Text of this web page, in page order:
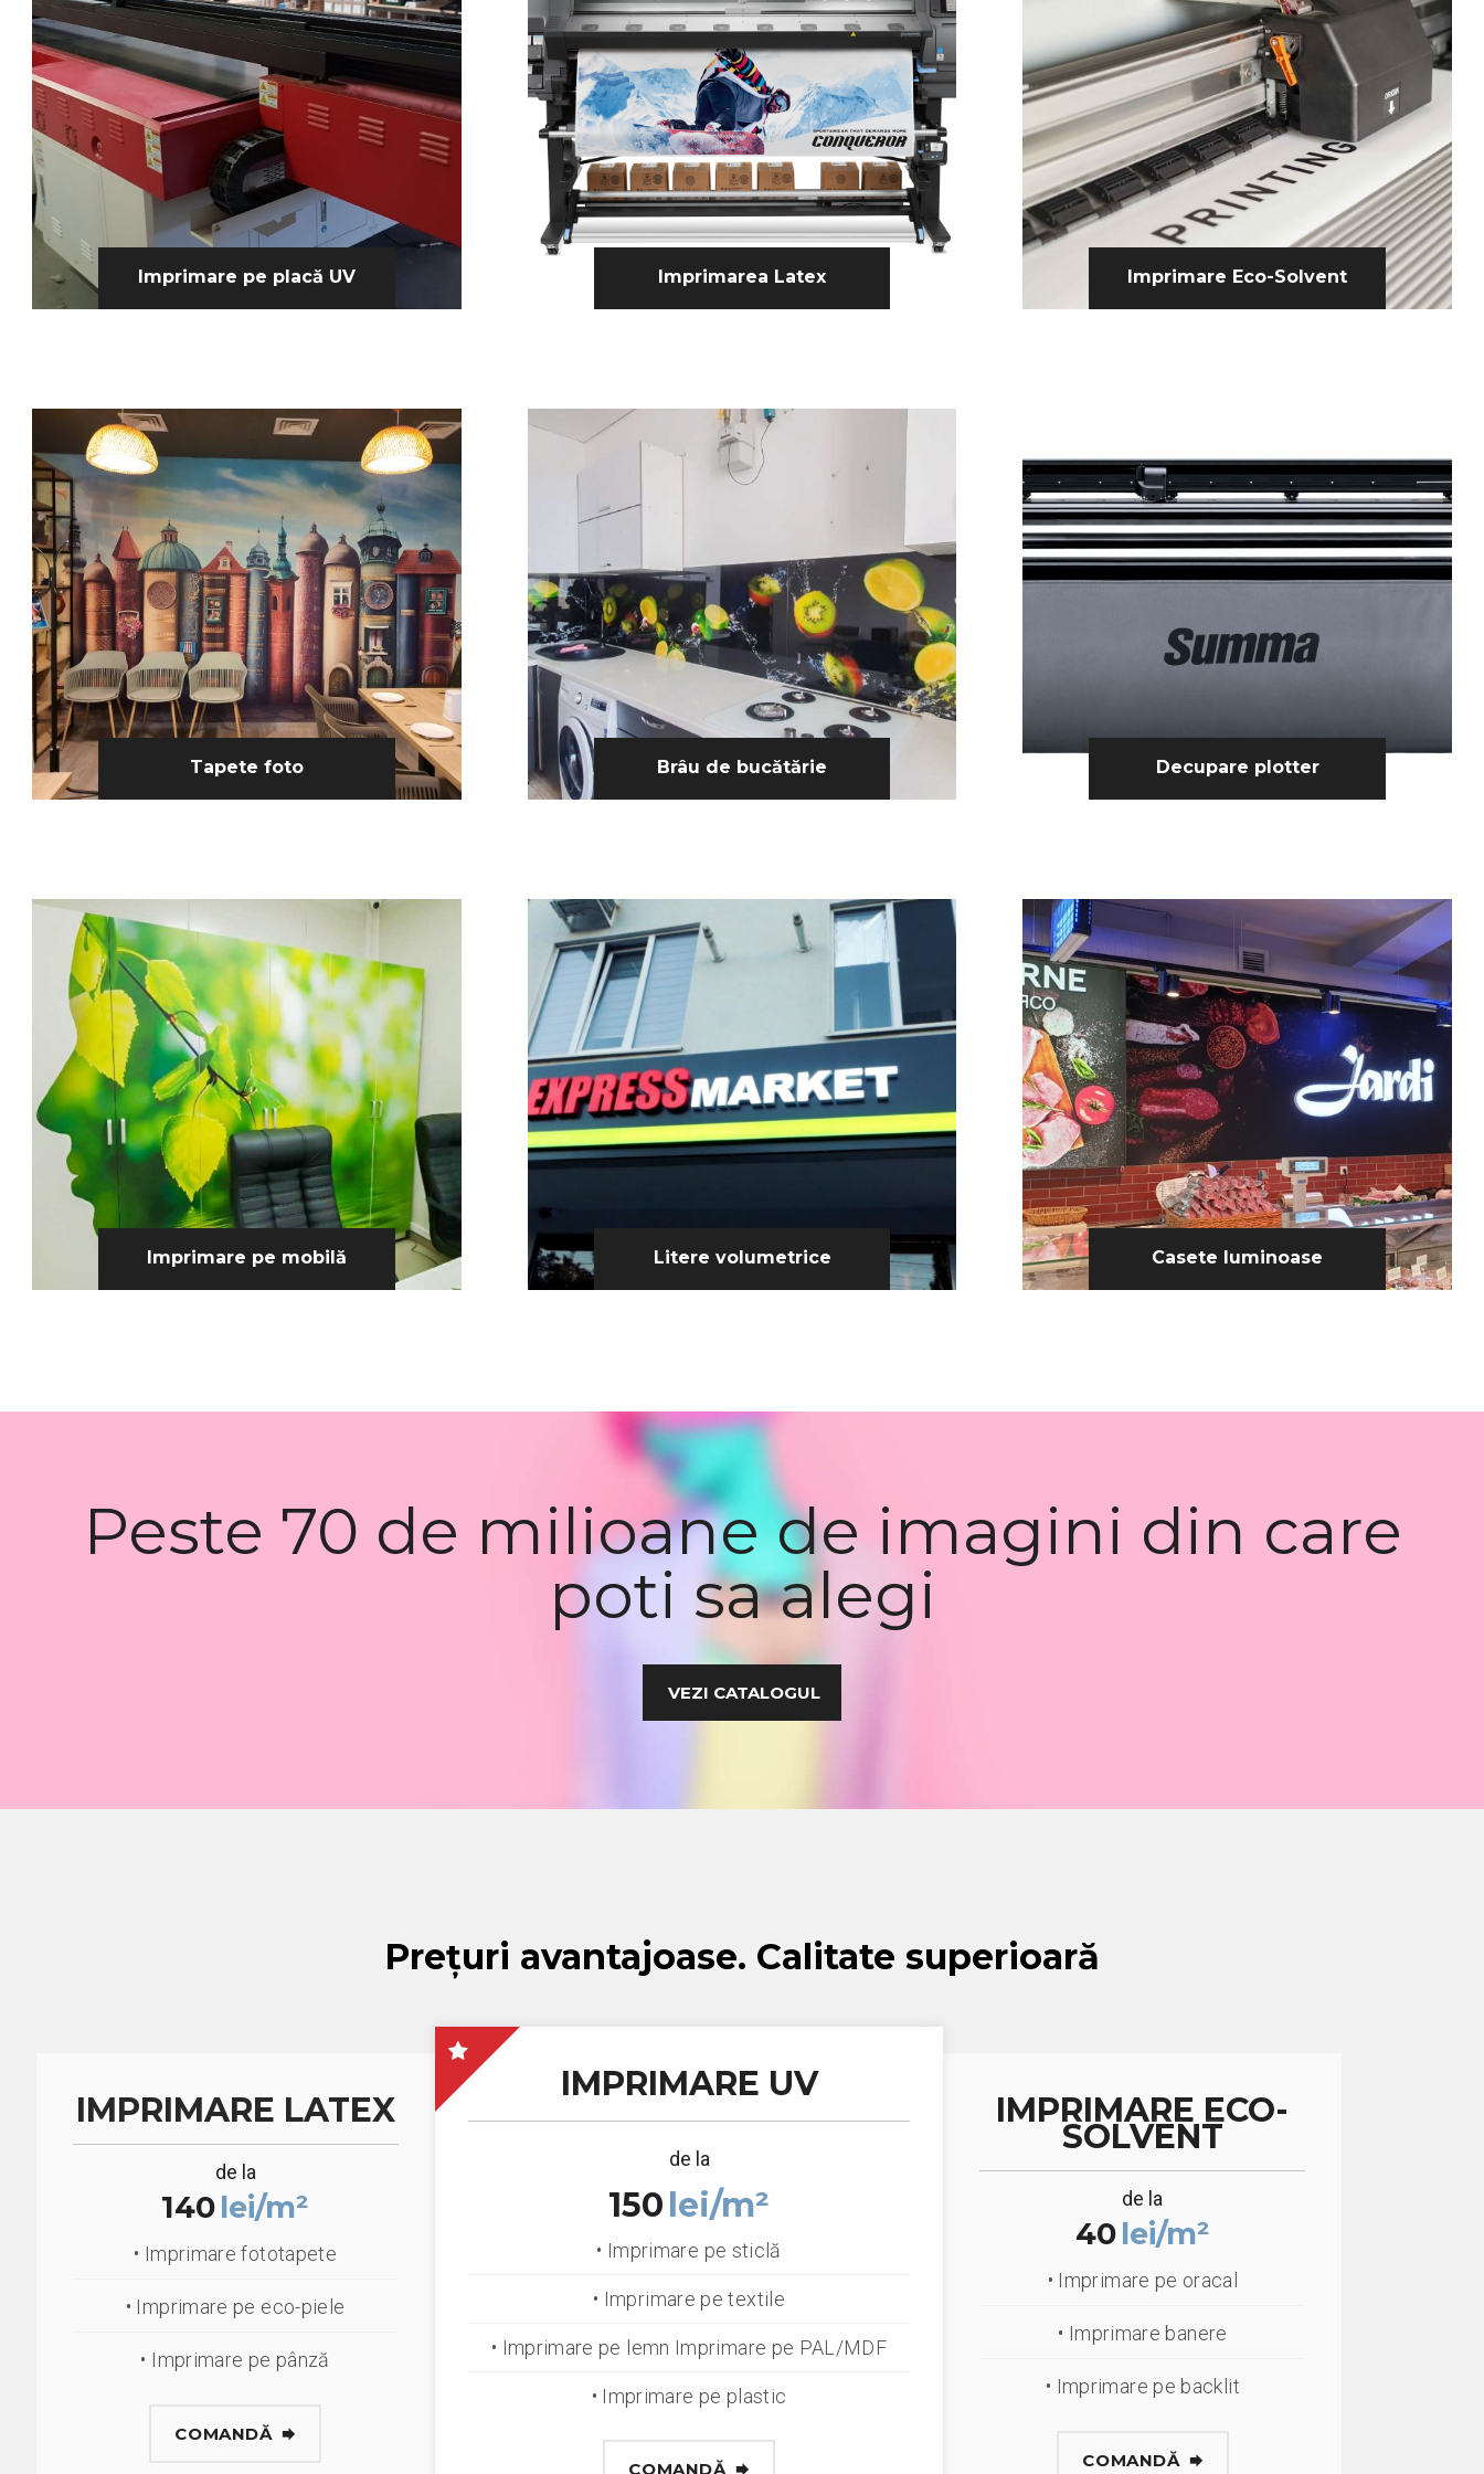
Imprimare pe placă UV Imprimarea Latex Imprimare Eco-Solvent
Tapete foto Brâu de bucătărie Decupare plotter
Imprimare pe mobilă Litere volumetrice Casete luminoase
Peste 70 de milioane de imagini din care
poti sa alegi
VEZI CATALOGUL
Prețuri avantajoase. Calitate superioară
IMPRIMARE LATEX
de la
140lei/m²
• Imprimare fototapete
• Imprimare pe eco-piele
• Imprimare pe pânză
COMANDĂ
IMPRIMARE UV
de la
150lei/m²
• Imprimare pe sticlă
• Imprimare pe textile
• Imprimare pe lemn Imprimare pe PAL/MDF
• Imprimare pe plastic
COMANDĂ
IMPRIMARE ECO-
SOLVENT
de la
40lei/m²
• Imprimare pe oracal
• Imprimare banere
• Imprimare pe backlit
COMANDĂ